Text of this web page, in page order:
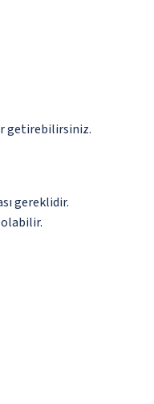
getirebilirsiniz.
gereklidir.